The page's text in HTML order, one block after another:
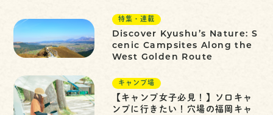
特集・連載
Discover Kyushu’s Nature: S
cenic Campsites Along the
West Golden Route
キャンプ場
【キャンプ女子必見！】ソロキャ
ンプに行きたい！穴場の福岡キャ